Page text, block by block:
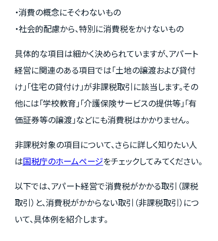
・消費の概念にそぐわないもの
・社会的配慮から、特別に消費税をかけないもの
具体的な項目は細かく決められていますが、アパート
経営に関連のある項目では「土地の譲渡および貸付
け」「住宅の貸付け」が非課税取引に該当します。その
他には「学校教育」「介護保険サービスの提供等」「有
価証券等の譲渡」などにも消費税はかかりません。
非課税対象の項目について、さらに詳しく知りたい人
は国税庁のホームページをチェックしてみてください。
以下では、アパート経営で消費税がかかる取引（課税
取引）と、消費税がかからない取引（非課税取引）につ
いて、具体例を紹介します。